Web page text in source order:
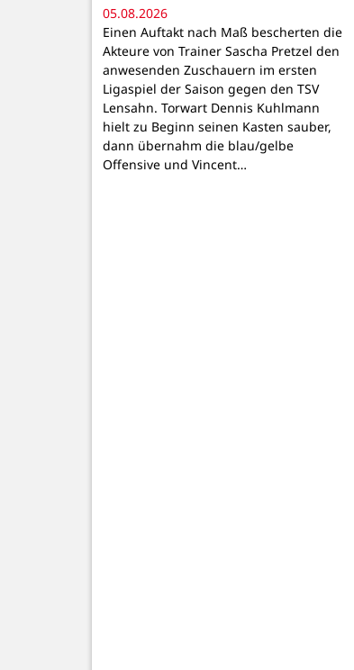
05.08.2026
Einen Auftakt nach Maß bescherten die
Akteure von Trainer Sascha Pretzel den
anwesenden Zuschauern im ersten
Ligaspiel der Saison gegen den TSV
Lensahn. Torwart Dennis Kuhlmann
hielt zu Beginn seinen Kasten sauber,
dann übernahm die blau/gelbe
Offensive und Vincent…